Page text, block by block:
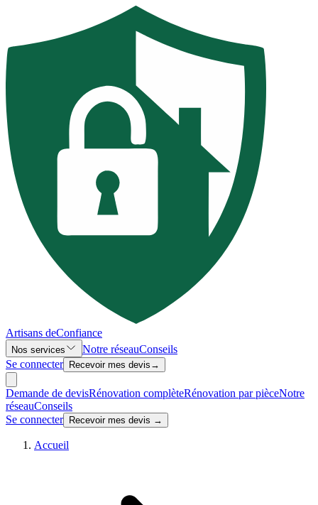
Artisans deConfiance
Nos services Notre réseauConseils
Se connecter
Recevoir mes devis →
Demande de devisRénovation complèteRénovation par pièceNotre
réseauConseils
Se connecter
Recevoir mes devis →
Accueil